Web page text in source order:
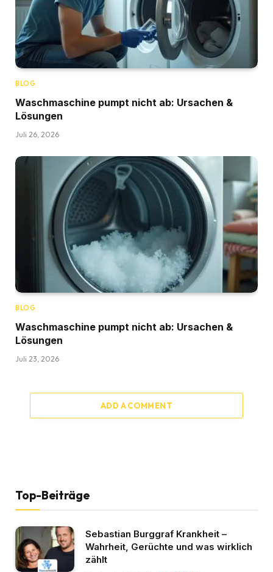
BLOG
Waschmaschine pumpt nicht ab: Ursachen &
Lösungen
Juli 26, 2026
BLOG
Waschmaschine pumpt nicht ab: Ursachen &
Lösungen
Juli 23, 2026
ADD A COMMENT
Top-Beiträge
Sebastian Burggraf Krankheit –
Wahrheit, Gerüchte und was wirklich
zählt